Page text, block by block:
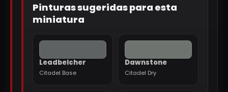
Pinturas sugeridas para esta
miniatura
Leadbelcher
Citadel Base
Dawnstone
Citadel Dry